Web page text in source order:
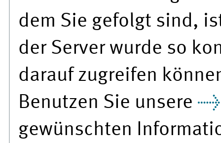
dem Sie gefolgt sind,
der Server wurde so
darauf zugreifen
Benutzen Sie unsere
gewünschten